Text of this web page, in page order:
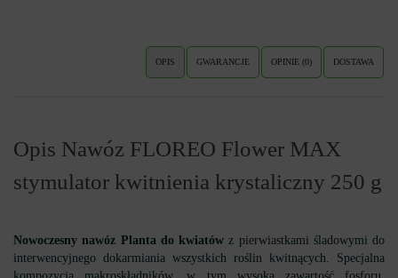
OPIS GWARANCJE OPINIE (0) DOSTAWA
Opis Nawóz FLOREO Flower MAX
stymulator kwitnienia krystaliczny 250 g
Nowoczesny nawóz Planta do kwiatówz pierwiastkami śladowymi do
interwencyjnego dokarmiania wszystkich roślin kwitnących. Specjalna